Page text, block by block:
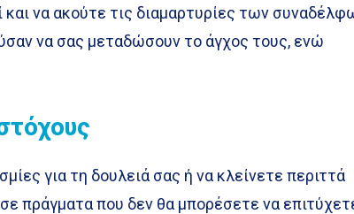
να ακούτε τις διαμαρτυρίες των
να σας μεταδώσουν το άγχος τους, ενώ
για τη δουλειά σας ή να κλείνετε περιττά
σε πράγματα που δεν θα μπορέσετε να